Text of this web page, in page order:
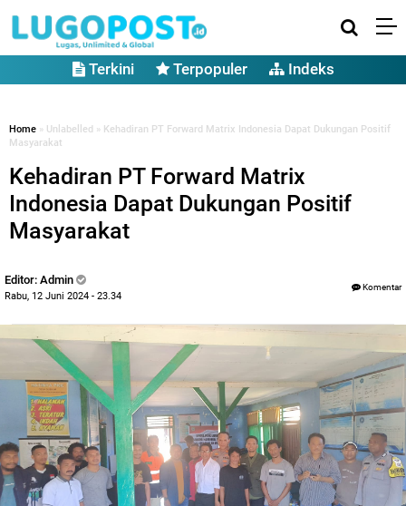
Terkini Terpopuler Indeks
Home » Unlabelled » Kehadiran PT Forward Matrix Indonesia Dapat Dukungan Positif
Masyarakat
Kehadiran PT Forward Matrix
Indonesia Dapat Dukungan Positif
Masyarakat
Editor: Admin
Rabu, 12 Juni 2024 - 23.34
Komentar